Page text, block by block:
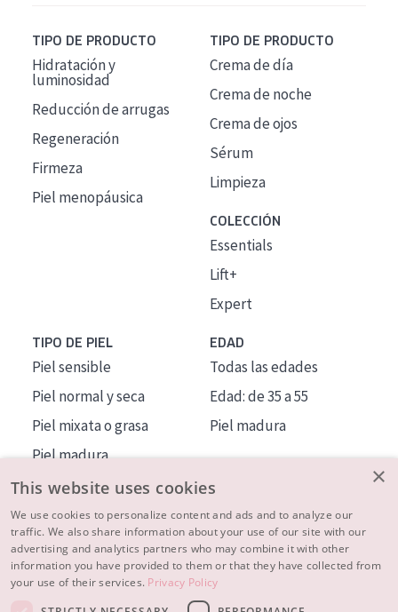
TIPO DE PRODUCTO
Hidratación y
luminosidad
Reducción de arrugas
Regeneración
Firmeza
Piel menopáusica
TIPO DE PRODUCTO
Crema de día
Crema de noche
Crema de ojos
Sérum
Limpieza
COLECCIÓN
Essentials
Lift+
Expert
TIPO DE PIEL
Piel sensible
Piel normal y seca
Piel mixata o grasa
Piel madura
Piel expuesta al sol
Piel menopáusica
EDAD
Todas las edades
Edad: de 35 a 55
Piel madura
MÁS SOBRE NOSOTROS
INSPIRACIÓN
×
This website uses cookies
We use cookies to personalize content and ads and to analyze our
traffic. We also share information about your use of our site with our
advertising and analytics partners who may combine it with other
information you have provided to them or that they have collected from
your use of their services. Privacy Policy